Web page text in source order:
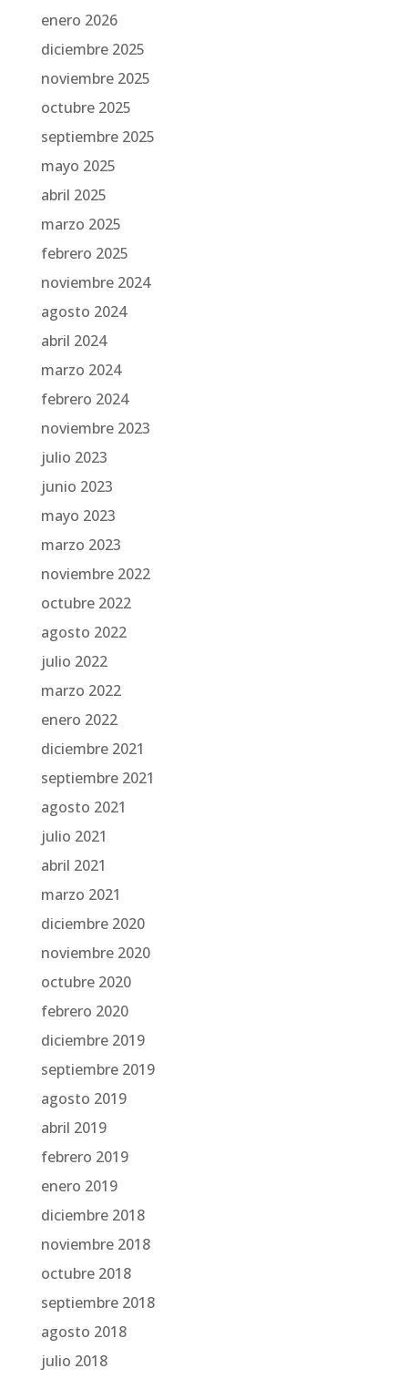
enero 2026
diciembre 2025
noviembre 2025
octubre 2025
septiembre 2025
mayo 2025
abril 2025
marzo 2025
febrero 2025
noviembre 2024
agosto 2024
abril 2024
marzo 2024
febrero 2024
noviembre 2023
julio 2023
junio 2023
mayo 2023
marzo 2023
noviembre 2022
octubre 2022
agosto 2022
julio 2022
marzo 2022
enero 2022
diciembre 2021
septiembre 2021
agosto 2021
julio 2021
abril 2021
marzo 2021
diciembre 2020
noviembre 2020
octubre 2020
febrero 2020
diciembre 2019
septiembre 2019
agosto 2019
abril 2019
febrero 2019
enero 2019
diciembre 2018
noviembre 2018
octubre 2018
septiembre 2018
agosto 2018
julio 2018